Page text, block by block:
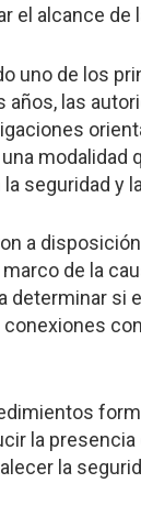
el alcance de
uno de los
las
modalidad
seguridad y
a
de la
determinar si
la
la